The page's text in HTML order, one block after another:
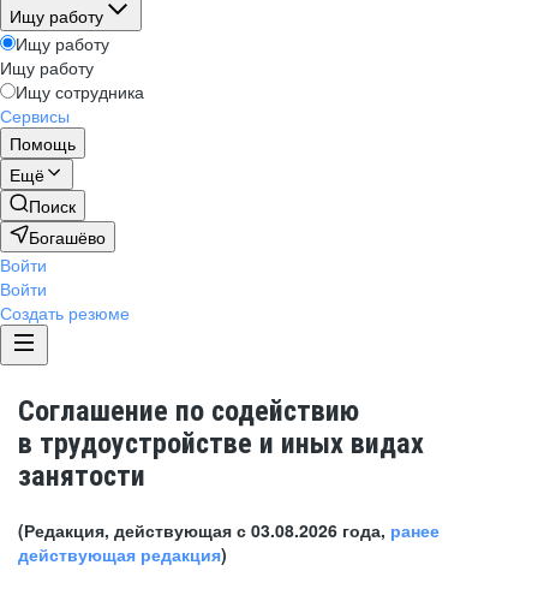
Ищу работу
Ищу работу
Ищу работу
Ищу сотрудника
Сервисы
Помощь
Ещё
Поиск
Богашёво
Войти
Войти
Создать резюме
Соглашение по содействию
в трудоустройстве и иных видах
занятости
(Редакция, действующая с 03.08.2026 года, ранее
действующая редакция)